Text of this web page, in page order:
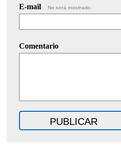
E-mail No será mostrado.
Comentario